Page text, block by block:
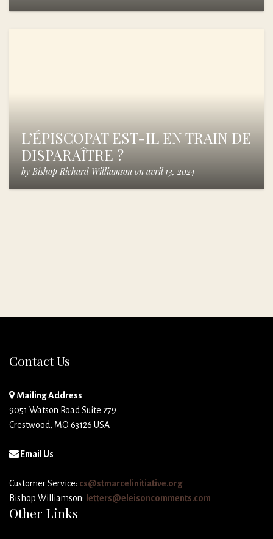
L’ÉPISCOPAT EST-IL EN TRAIN DE
DISPARAÎTRE ?
by Bishop Richard Williamson on avril 13, 2024
Contact Us
Mailing Address
9051 Watson Road Suite 279
Crestwood, MO 63126 USA
Email Us
Customer Service: cs@stmarcelinitiative.org
Bishop Williamson: letters@eleisoncomments.com
Other Links